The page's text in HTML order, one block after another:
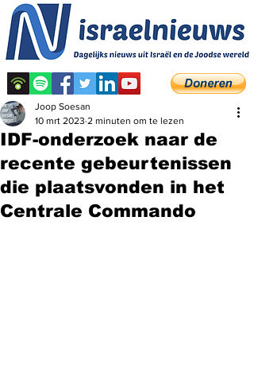
IDF-onderzoek naar de
recente gebeurtenissen
die plaatsvonden in het
Centrale Commando
Joop Soesan
10 mrt 2023 2 minuten om te lezen